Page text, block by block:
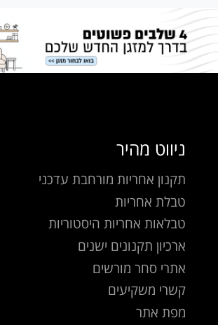
ניווט מהיר
תקנון אחריות מורחבת עדכני
טבלת אחריות
טבלאות אחריות היסטוריות
ארכיון תקנונים ישנים
אתרי סחר מורשים
קשרי משקיעים
מפת אתר